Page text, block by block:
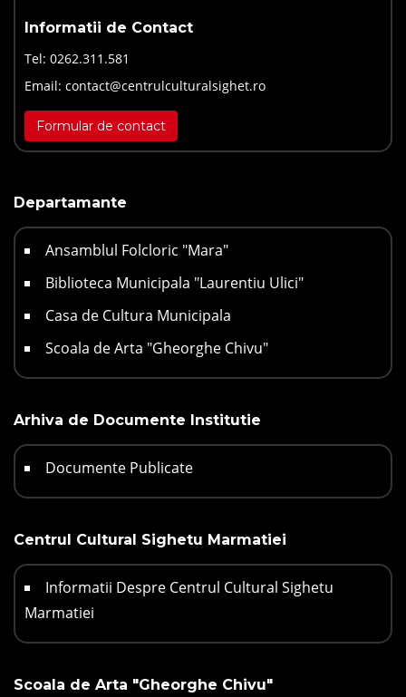
Informatii de Contact
Tel: 0262.311.581
Email: contact@centrulculturalsighet.ro
Formular de contact
Departamante
Ansamblul Folcloric "Mara"
Biblioteca Municipala "Laurentiu Ulici"
Casa de Cultura Municipala
Scoala de Arta "Gheorghe Chivu"
Arhiva de Documente Institutie
Documente Publicate
Centrul Cultural Sighetu Marmatiei
Informatii Despre Centrul Cultural Sighetu
Marmatiei
Scoala de Arta "Gheorghe Chivu"